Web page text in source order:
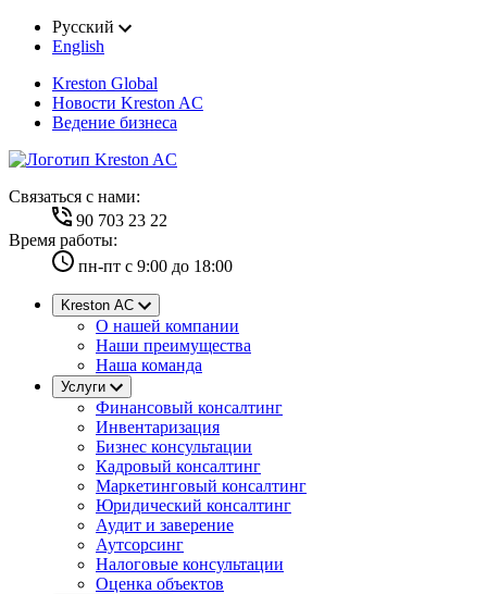
Русский
English
Kreston Global
Новости Kreston AC
Ведение бизнеса
Cвязаться с нами:
90 703 23 22
Время работы:
пн-пт с 9:00 до 18:00
Kreston AC
О нашей компании
Наши преимущества
Наша команда
Услуги
Финансовый консалтинг
Инвентаризация
Бизнес консультации
Кадровый консалтинг
Маркетинговый консалтинг
Юридический консалтинг
Аудит и заверение
Аутсорсинг
Налоговые консультации
Оценка объектов